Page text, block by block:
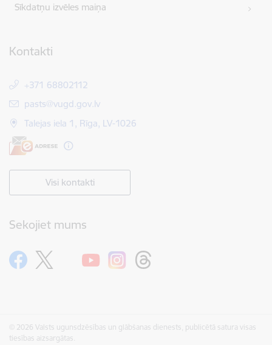
Sīkdatņu izvēles maiņa
Kontakti
+371 68802112
E-pasts:
pasts@vugd.gov.lv
Talejas iela 1, Rīga, LV-1026
Visi kontakti
Sekojiet mums
© 2026 Valsts ugunsdzēsības un glābšanas dienests, publicētā satura visas
tiesības aizsargātas.